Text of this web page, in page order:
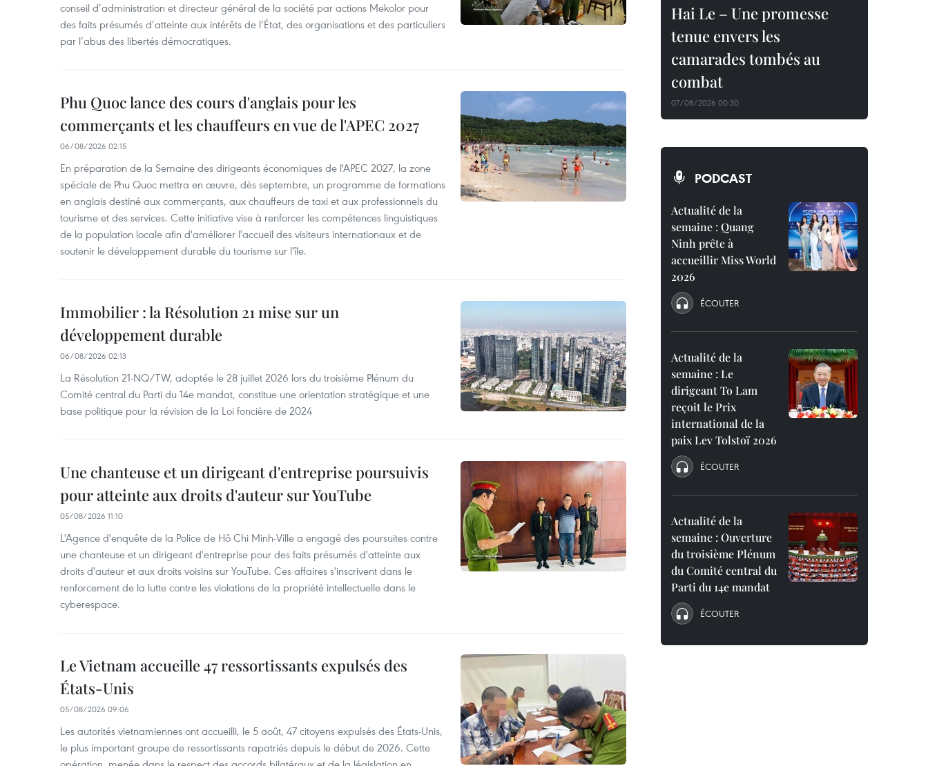
conseil d’administration et directeur général de la société par actions Mekolor pour
des faits présumés d’atteinte aux intérêts de l’État, des organisations et des particuliers
par l’abus des libertés démocratiques.
Phu Quoc lance des cours d'anglais pour les
commerçants et les chauffeurs en vue de l'APEC 2027
06/08/2026 02:15
En préparation de la Semaine des dirigeants économiques de l'APEC 2027, la zone
spéciale de Phu Quoc mettra en œuvre, dès septembre, un programme de formations
en anglais destiné aux commerçants, aux chauffeurs de taxi et aux professionnels du
tourisme et des services. Cette initiative vise à renforcer les compétences linguistiques
de la population locale afin d'améliorer l'accueil des visiteurs internationaux et de
soutenir le développement durable du tourisme sur l'île.
Immobilier : la Résolution 21 mise sur un
développement durable
06/08/2026 02:13
La Résolution 21-NQ/TW, adoptée le 28 juillet 2026 lors du troisième Plénum du
Comité central du Parti du 14e mandat, constitue une orientation stratégique et une
base politique pour la révision de la Loi foncière de 2024
Une chanteuse et un dirigeant d'entreprise poursuivis
pour atteinte aux droits d'auteur sur YouTube
05/08/2026 11:10
L'Agence d'enquête de la Police de Hô Chi Minh-Ville a engagé des poursuites contre
une chanteuse et un dirigeant d'entreprise pour des faits présumés d'atteinte aux
droits d'auteur et aux droits voisins sur YouTube. Ces affaires s'inscrivent dans le
renforcement de la lutte contre les violations de la propriété intellectuelle dans le
cyberespace.
Le Vietnam accueille 47 ressortissants expulsés des
États-Unis
05/08/2026 09:06
Les autorités vietnamiennes ont accueilli, le 5 août, 47 citoyens expulsés des États-Unis,
le plus important groupe de ressortissants rapatriés depuis le début de 2026. Cette
Hai Le – Une promesse
tenue envers les
camarades tombés au
combat
07/08/2026 00:30
PODCAST
Actualité de la
semaine : Quang
Ninh prête à
accueillir Miss World
2026
ÉCOUTER
Actualité de la
semaine : Le
dirigeant To Lam
reçoit le Prix
international de la
paix Lev Tolstoï 2026
ÉCOUTER
Actualité de la
semaine : Ouverture
du troisième Plénum
du Comité central du
Parti du 14e mandat
ÉCOUTER